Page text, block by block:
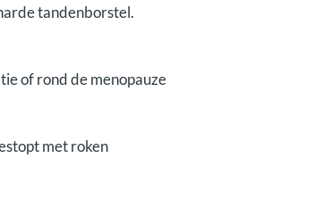
tandenborstel.
of rond de menopauze
met roken